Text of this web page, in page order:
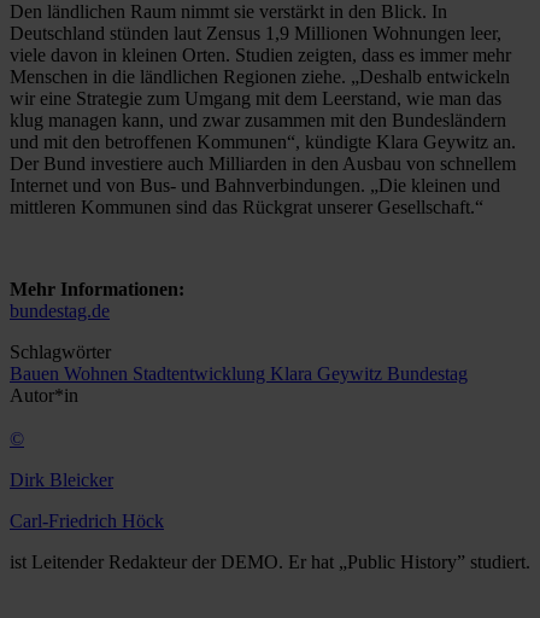
Den ländlichen Raum nimmt sie verstärkt in den Blick. In
Deutschland stünden laut Zensus 1,9 Millionen Wohnungen leer,
viele davon in kleinen Orten. Studien zeigten, dass es immer mehr
Menschen in die ländlichen Regionen ziehe. „Deshalb entwickeln
wir eine Strategie zum Umgang mit dem Leerstand, wie man das
klug managen kann, und zwar zusammen mit den Bundesländern
und mit den betroffenen Kommunen“, kündigte Klara Geywitz an.
Der Bund investiere auch Milliarden in den Ausbau von schnellem
Internet und von Bus- und Bahnverbindungen. „Die kleinen und
mittleren Kommunen sind das Rückgrat unserer Gesellschaft.“
Mehr Informationen:
bundestag.de
Schlagwörter
Bauen Wohnen Stadtentwicklung Klara Geywitz Bundestag
Autor*in
©
Dirk Bleicker
Carl-Friedrich Höck
ist Leitender Redakteur der DEMO. Er hat „Public History” studiert.